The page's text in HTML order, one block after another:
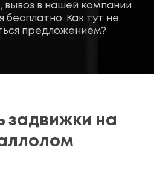
вывоз в нашей компании
бесплатно. Как тут не
предложением?
задвижки на